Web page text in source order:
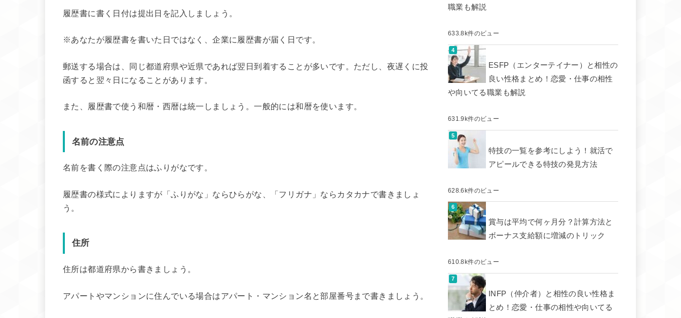
履歴書に書く日付は提出日を記入しましょう。
※あなたが履歴書を書いた日ではなく、企業に履歴書が届く日です。
郵送する場合は、同じ都道府県や近県であれば翌日到着することが多いです。ただし、夜遅くに投
函すると翌々日になることがあります。
また、履歴書で使う和暦・西暦は統一しましょう。一般的には和暦を使います。
名前の注意点
名前を書く際の注意点はふりがなです。
履歴書の様式によりますが「ふりがな」ならひらがな、「フリガナ」ならカタカナで書きましょ
う。
住所
住所は都道府県から書きましょう。
アパートやマンションに住んでいる場合はアパート・マンション名と部屋番号まで書きましょう。
職業も解説
633.8k件のビュー
ESFP（エンターテイナー）と相性の
良い性格まとめ！恋愛・仕事の相性
や向いてる職業も解説
631.9k件のビュー
特技の一覧を参考にしよう！就活で
アピールできる特技の発見方法
628.6k件のビュー
賞与は平均で何ヶ月分？計算方法と
ボーナス支給額に増減のトリック
610.8k件のビュー
INFP（仲介者）と相性の良い性格ま
とめ！恋愛・仕事の相性や向いてる